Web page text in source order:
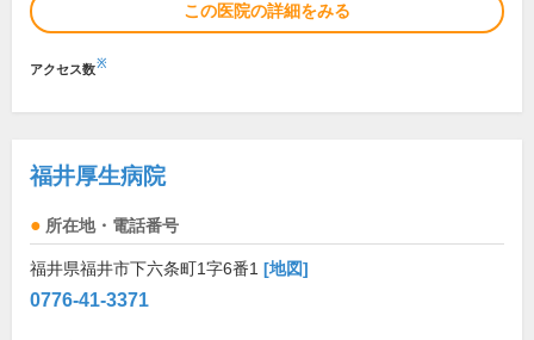
この医院の詳細をみる
アクセス数※
福井厚生病院
所在地・電話番号
福井県福井市下六条町1字6番1 [地図]
0776-41-3371